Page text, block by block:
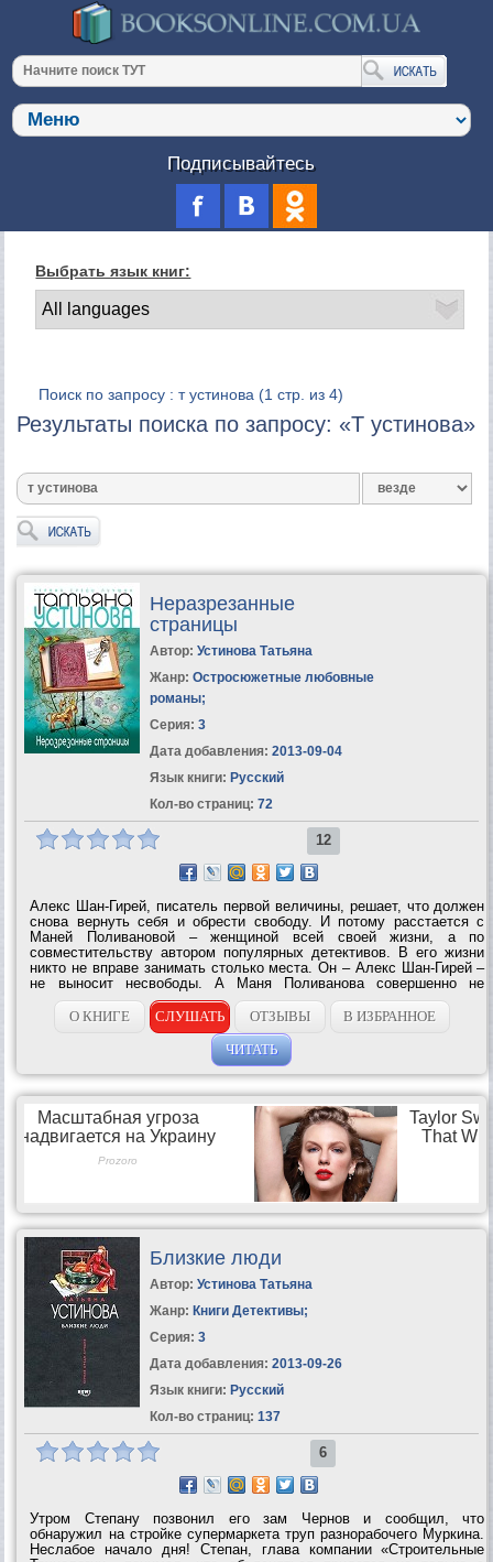
Подписывайтесь
Выбрать язык книг:
Поиск по запросу : т устинова (1 стр. из 4)
Результаты поиска по запросу: «Т устинова»
Неразрезанные
страницы
Автор: Устинова Татьяна
Жанр: Остросюжетные любовные
романы;
Серия: 3
Дата добавления: 2013-09-04
Язык книги: Русский
Кол-во страниц: 72
12
Алекс Шан-Гирей, писатель первой величины, решает, что должен
снова вернуть себя и обрести свободу. И потому расстается с
Маней Поливановой – женщиной всей своей жизни, а по
совместительству автором популярных детективов. В его жизни
никто не вправе занимать столько места. Он – Алекс Шан-Гирей –
не выносит несвободы. А Маня Поливанова совершенно не
выносит вранья и человеческих мучений. И если уж Алекс
почему-то решил...
О КНИГЕ СЛУШАТЬ ОТЗЫВЫ
В ИЗБРАННОЕ
ЧИТАТЬ
Близкие люди
Автор: Устинова Татьяна
Жанр: Книги Детективы;
Серия: 3
Дата добавления: 2013-09-26
Язык книги: Русский
Кол-во страниц: 137
6
Утром Степану позвонил его зам Чернов и сообщил, что
обнаружил на стройке супермаркета труп разнорабочего Муркина.
Неслабое начало дня! Степан, глава компании «Строительные